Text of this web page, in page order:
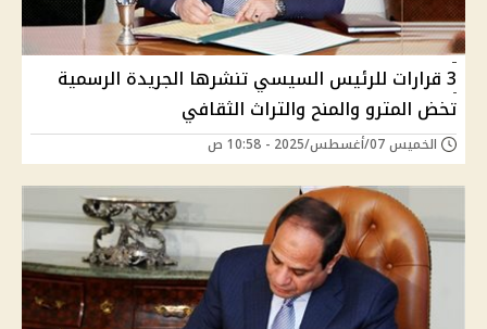
3 قرارات للرئيس السيسي تنشرها الجريدة الرسمية
تخض المترو والمنح والتراث الثقافي
الخميس 07/أغسطس/2025 - 10:58 ص